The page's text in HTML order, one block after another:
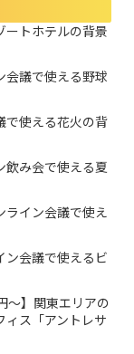
ートホテルの背景
会議で使える野球
で使える花火の背
飲み会で使える夏
ライン会議で使え
ン会議で使えるビ
〜】関東エリアの
ス「アントレサ